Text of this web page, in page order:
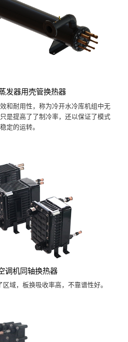
发器用壳管换热器
和耐用性，称为冷开水冷库机组中无
是提高了了制冷率，还以保证了模式
定的运转。
调机同轴换热器
域，板换吸收率高，不靠谱性好。